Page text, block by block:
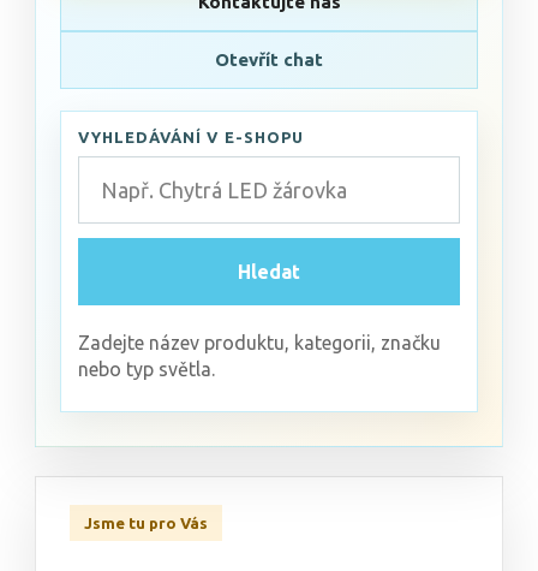
VYHLEDÁVÁNÍ V E-SHOPU
Hledat
Zadejte název produktu, kategorii, značku
nebo typ světla.
Otevřít chat
Jsme tu pro Vás